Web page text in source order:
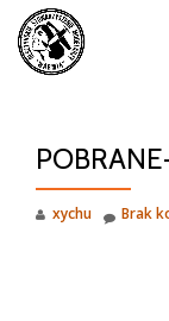
Przejdź
xychu Brak